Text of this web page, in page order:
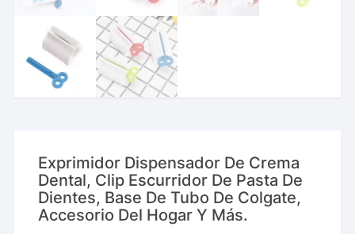
Exprimidor Dispensador De Crema
Dental, Clip Escurridor De Pasta De
Dientes, Base De Tubo De Colgate,
Accesorio Del Hogar Y Más.